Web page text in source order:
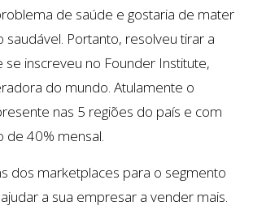
de saúde e gostaria de mater
saudável. Portanto, resolveu tirar a
se inscreveu no Founder Institute,
do mundo. Atulamente o
nas 5 regiões do país e com
de 40% mensal.
dos marketplaces para o segmento
a sua empresar a vender mais.